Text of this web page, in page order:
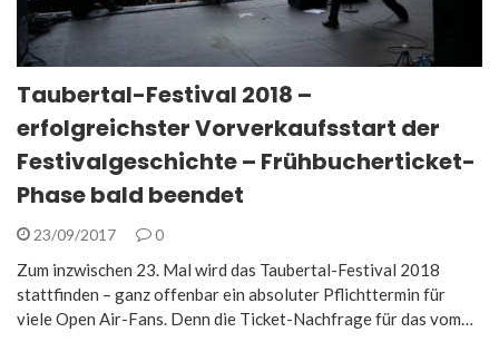
Taubertal-Festival 2018 –
erfolgreichster Vorverkaufsstart der
Festivalgeschichte – Frühbucherticket-
Phase bald beendet
23/09/2017 0
Zum inzwischen 23. Mal wird das Taubertal-Festival 2018
stattfinden – ganz offenbar ein absoluter Pflichttermin für
viele Open Air-Fans. Denn die Ticket-Nachfrage für das vom…